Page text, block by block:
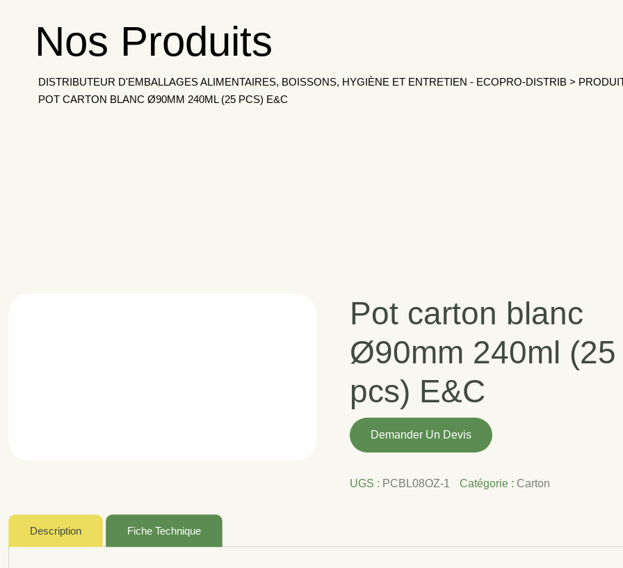
Nos Produits
DISTRIBUTEUR D'EMBALLAGES ALIMENTAIRES, BOISSONS, HYGIÈNE ET ENTRETIEN - ECOPRO-DISTRIB >
POT CARTON BLANC Ø90MM 240ML (25 PCS) E&C
Pot carton blanc
Ø90mm 240ml (25
pcs) E&C
quantité
de
carton
(25
Demander Un Devis
UGS : PCBL08OZ-1 Catégorie : Carton
Description Fiche Technique